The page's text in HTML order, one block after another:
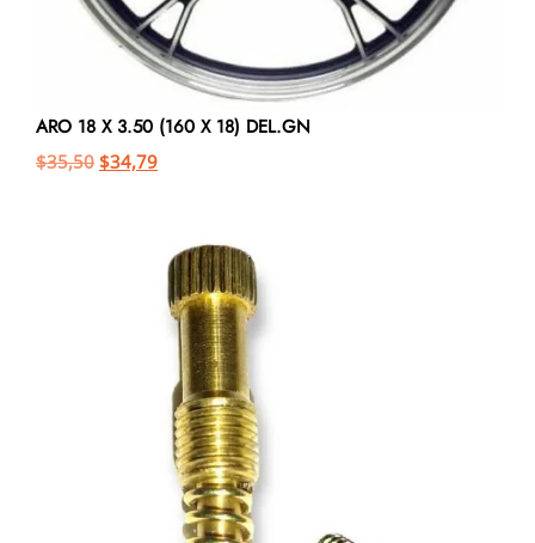
ARO 18 X 3.50 (160 X 18) DEL.GN
$35,50 $34,79